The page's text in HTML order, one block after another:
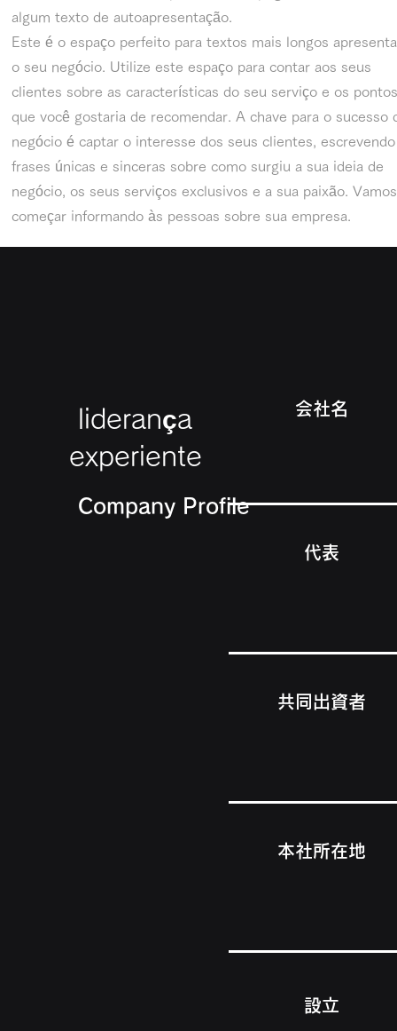
algum texto de autoapresentação.
Este é o espaço perfeito para textos mais longos
o seu negócio. Utilize este espaço para contar aos seus
clientes sobre as características do seu serviço e os pontos
que você gostaria de recomendar. A chave para o sucesso
negócio é captar o interesse dos seus clientes, escrevendo
frases únicas e sinceras sobre como surgiu a sua ideia de
negócio, os seus serviços exclusivos e a sua paixão. Vamos
começar informando às pessoas sobre sua empresa.
liderança
experiente
Company Profile
会社名
代表
共同出資者
本社所在地
​設立